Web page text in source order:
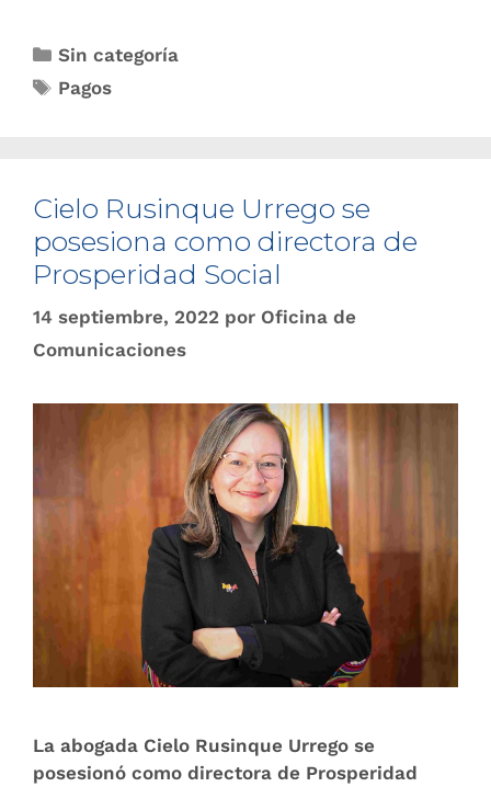
Sin categoría
Pagos
Cielo Rusinque Urrego se
posesiona como directora de
Prosperidad Social
14 septiembre, 2022 por Oficina de
Comunicaciones
La abogada Cielo Rusinque Urrego se
posesionó como directora de Prosperidad